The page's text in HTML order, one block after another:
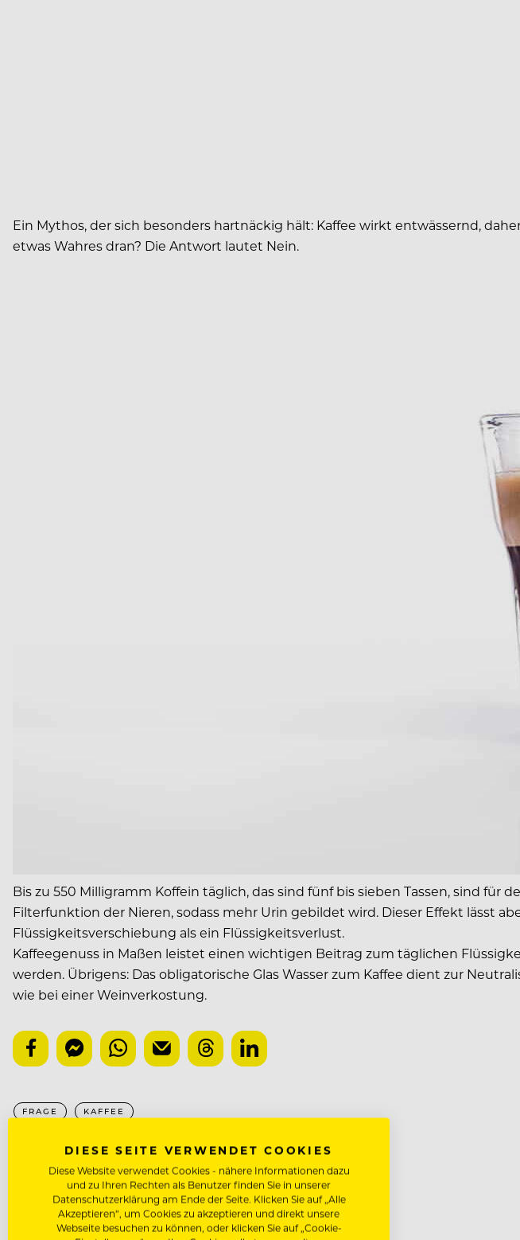
Ein Mythos, der sich besonders hartnäckig hält: Kaffee wirkt entwässernd,
etwas Wahres dran? Die Antwort lautet Nein.
Bis zu 550 Milligramm Koffein täglich, das sind fünf bis sieben Tassen, sind
Filterfunktion der Nieren, sodass mehr Urin gebildet wird. Dieser Effekt lässt
Flüssigkeitsverschiebung als ein Flüssigkeitsverlust.
Kaffeegenuss in Maßen leistet einen wichtigen Beitrag zum täglichen
werden. Übrigens: Das obligatorische Glas Wasser zum Kaffee dient zur
wie bei einer Weinverkostung.
FRAGE KAFFEE
NÄCHSTER ARTIKEL
VORHERIGER ARTIKEL
DIESE SEITE VERWENDET COOKIES
Diese Website verwendet Cookies - nähere Informationen dazu
und zu Ihren Rechten als Benutzer finden Sie in unserer
Datenschutzerklärung am Ende der Seite. Klicken Sie auf „Alle
Akzeptieren“, um Cookies zu akzeptieren und direkt unsere
Webseite besuchen zu können, oder klicken Sie auf „Cookie-